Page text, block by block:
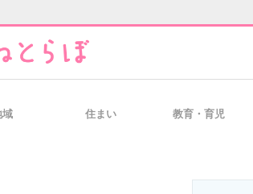
域 住まい 教育・育児